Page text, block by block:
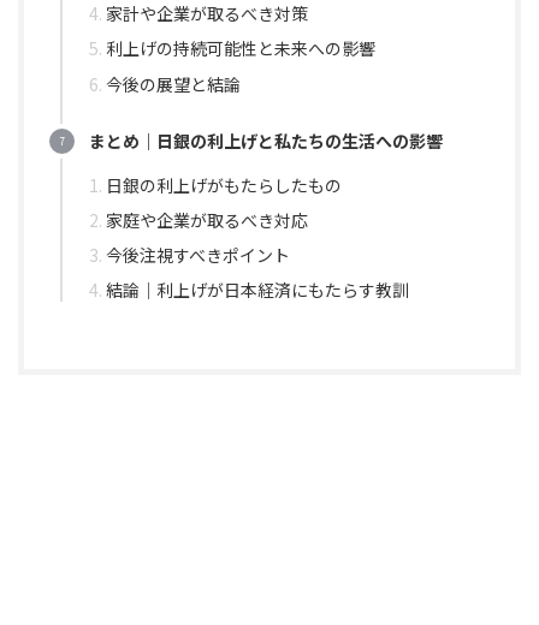
家計や企業が取るべき対策
利上げの持続可能性と未来への影響
今後の展望と結論
まとめ｜日銀の利上げと私たちの生活への影響
日銀の利上げがもたらしたもの
家庭や企業が取るべき対応
今後注視すべきポイント
結論｜利上げが日本経済にもたらす教訓